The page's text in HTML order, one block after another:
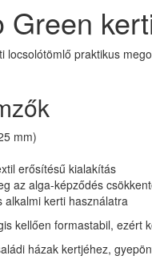
Green
locsolótömlő praktikus
mm)
erősítésű kialakítás
az alga-képződés
alkalmi kerti használatra
kellően formastabil, ezért
házak kertjéhez,